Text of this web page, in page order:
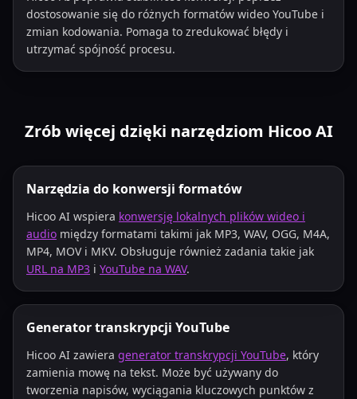
dostosowanie się do różnych formatów wideo YouTube i
zmian kodowania. Pomaga to zredukować błędy i
utrzymać spójność procesu.
Zrób więcej dzięki narzędziom Hicoo AI
Narzędzia do konwersji formatów
Hicoo AI wspiera konwersję lokalnych plików wideo i
audio między formatami takimi jak MP3, WAV, OGG, M4A,
MP4, MOV i MKV. Obsługuje również zadania takie jak
URL na MP3 i YouTube na WAV.
Generator transkrypcji YouTube
Hicoo AI zawiera generator transkrypcji YouTube, który
zamienia mowę na tekst. Może być używany do
tworzenia napisów, wyciągania kluczowych punktów z